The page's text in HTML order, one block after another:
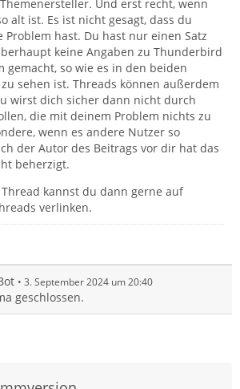
Und erst recht, wenn
alt ist. Es ist nicht gesagt, dass du
Problem hast. Du hast nur einen Satz
keine Angaben zu Thunderbird
gemacht, so wie es in den beiden
sehen ist. Threads können außerdem
wirst dich sicher dann nicht durch
die mit deinem Problem nichts zu
wenn es andere Nutzer so
der Autor des Beitrags vor dir hat das
beherzigt.
kannst du dann gerne auf
verlinken.
3. September 2024 um 20:40
geschlossen.